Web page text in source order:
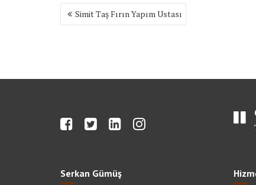
Yazı
gezinmesi
Simit Taş Fırın Yapım Ustası
Serkan Gümüş